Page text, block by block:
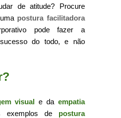
de atitude? Procure
postura facilitadora
pode fazer a
do todo, e não
visual e da empatia
exemplos de postura